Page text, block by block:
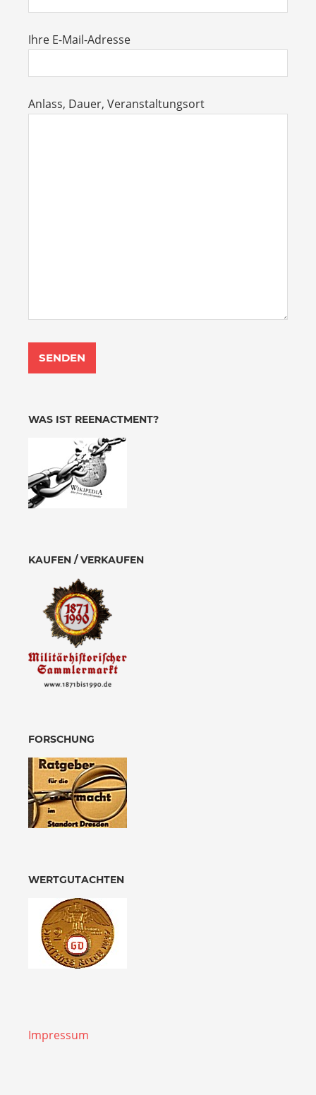
Ihre E-Mail-Adresse
Anlass, Dauer, Veranstaltungsort
WAS IST REENACTMENT?
KAUFEN / VERKAUFEN
FORSCHUNG
WERTGUTACHTEN
Impressum